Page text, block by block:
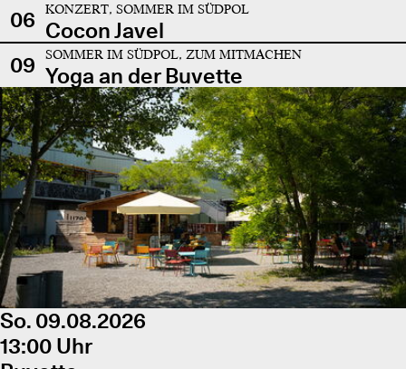
06 KONZERT, SOMMER IM SÜDPOL
Cocon Javel
09
SOMMER IM SÜDPOL, ZUM MITMACHEN
Yoga an der Buvette
So. 09.08.2026
13:00 Uhr